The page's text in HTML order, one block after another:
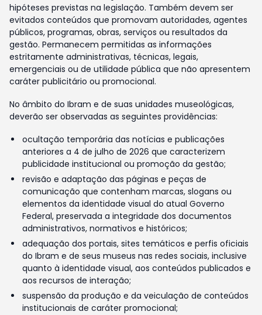
hipóteses previstas na legislação. Também devem ser
evitados conteúdos que promovam autoridades, agentes
públicos, programas, obras, serviços ou resultados da
gestão. Permanecem permitidas as informações
estritamente administrativas, técnicas, legais,
emergenciais ou de utilidade pública que não apresentem
caráter publicitário ou promocional.
No âmbito do Ibram e de suas unidades museológicas,
deverão ser observadas as seguintes providências:
ocultação temporária das notícias e publicações
anteriores a 4 de julho de 2026 que caracterizem
publicidade institucional ou promoção da gestão;
revisão e adaptação das páginas e peças de
comunicação que contenham marcas, slogans ou
elementos da identidade visual do atual Governo
Federal, preservada a integridade dos documentos
administrativos, normativos e históricos;
adequação dos portais, sites temáticos e perfis oficiais
do Ibram e de seus museus nas redes sociais, inclusive
quanto à identidade visual, aos conteúdos publicados e
aos recursos de interação;
suspensão da produção e da veiculação de conteúdos
institucionais de caráter promocional;